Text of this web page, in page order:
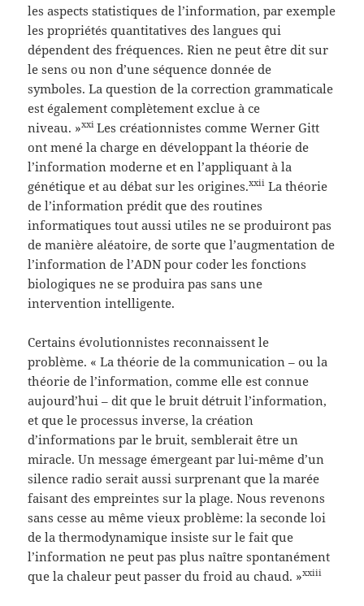
les aspects statistiques de l’information, par exemple
les propriétés quantitatives des langues qui
dépendent des fréquences. Rien ne peut être dit sur
le sens ou non d’une séquence donnée de
symboles. La question de la correction grammaticale
est également complètement exclue à ce
niveau. »xxiLes créationnistes comme Werner Gitt
ont mené la charge en développant la théorie de
l’information moderne et en l’appliquant à la
génétique et au débat sur les origines.xxii La théorie
de l’information prédit que des routines
informatiques tout aussi utiles ne se produiront pas
de manière aléatoire, de sorte que l’augmentation de
l’information de l’ADN pour coder les fonctions
biologiques ne se produira pas sans une
intervention intelligente.
Certains évolutionnistes reconnaissent le
problème. « La théorie de la communication – ou la
théorie de l’information, comme elle est connue
aujourd’hui – dit que le bruit détruit l’information,
et que le processus inverse, la création
d’informations par le bruit, semblerait être un
miracle. Un message émergeant par lui-même d’un
silence radio serait aussi surprenant que la marée
faisant des empreintes sur la plage. Nous revenons
sans cesse au même vieux problème: la seconde loi
de la thermodynamique insiste sur le fait que
l’information ne peut pas plus naître spontanément
que la chaleur peut passer du froid au chaud. »xxiii